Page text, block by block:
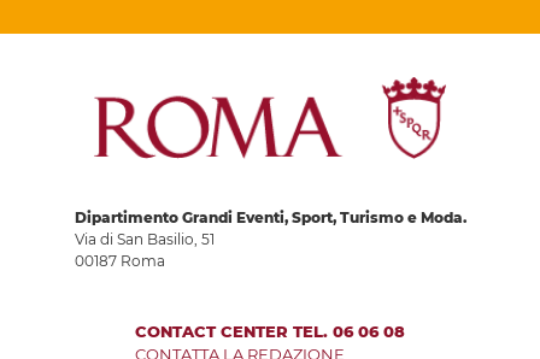
Dipartimento Grandi Eventi, Sport, Turismo e Moda.
Via di San Basilio, 51
00187 Roma
CONTACT CENTER TEL. 06 06 08
CONTATTA LA REDAZIONE